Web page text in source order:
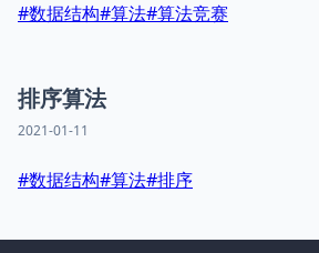
#数据结构#算法#算法竞赛
排序算法
2021-01-11
#数据结构#算法#排序